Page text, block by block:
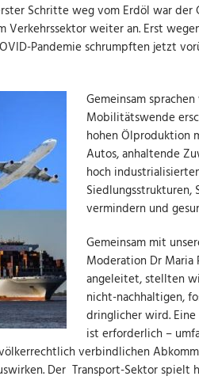
Schritte weg vom Erdöl war
Verkehrssektor weiter an. Erst
Pandemie schrumpften jetzt
Gemeinsam
Mobilitätswende
hohen Ölproduktion
Autos, anhaltende
hoch
vermindern und
Gemeinsam mit
Moderation Dr Maria
angeleitet, stellten
nicht-nachhaltigen,
dringlicher wird.
ist erforderlich –
verbindlichen
Der Transport-Sektor spielt